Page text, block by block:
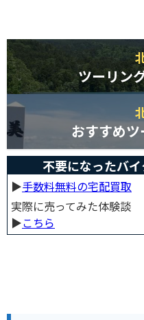
ツーリン
おすすめ
不要になったバ
▶︎手数料無料の宅配買取
実際に売ってみた体験談
▶︎こちら